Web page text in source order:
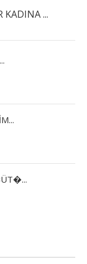
KADINA ...